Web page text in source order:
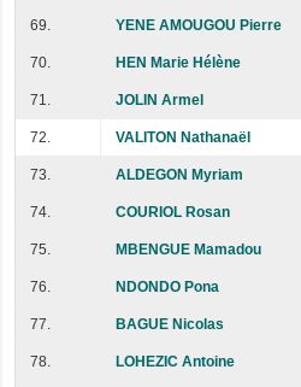
69. YENE AMOUGOU Pierre
70. HEN Marie Hélène
71. JOLIN Armel
72. VALITON Nathanaël
73. ALDEGON Myriam
74. COURIOL Rosan
75. MBENGUE Mamadou
76. NDONDO Pona
77. BAGUE Nicolas
78. LOHEZIC Antoine